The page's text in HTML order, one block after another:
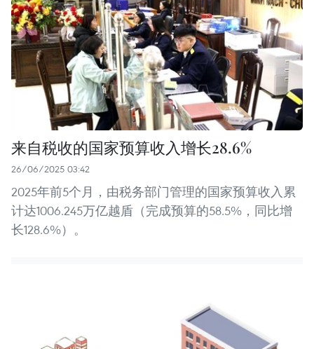
来自税收的国家预算收入增长28.6%
26/06/2025 03:42
2025年前5个月，由税务部门管理的国家预算收入累
计达1006.245万亿越盾（完成预算的58.5%，同比增
长128.6%）。